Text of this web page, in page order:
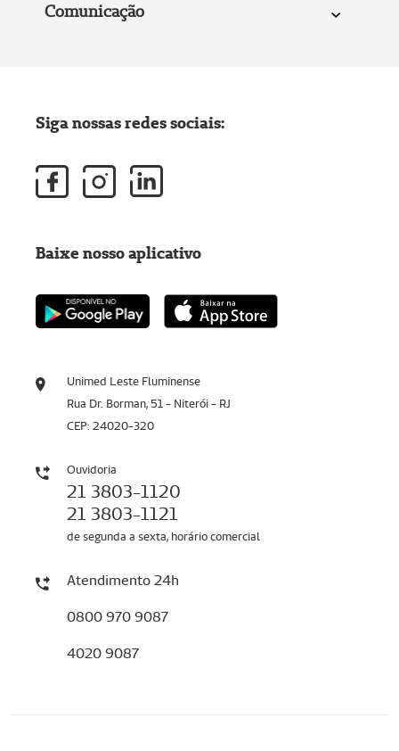
Comunicação
Unimed Leste Fluminense
Rua Dr. Borman, 51 - Niterói - RJ
CEP: 24020-320
Ouvidoria
21 3803-1120
21 3803-1121
de segunda a sexta, horário comercial
Atendimento 24h
0800 970 9087
4020 9087
Siga nossas redes sociais:
Baixe nosso aplicativo